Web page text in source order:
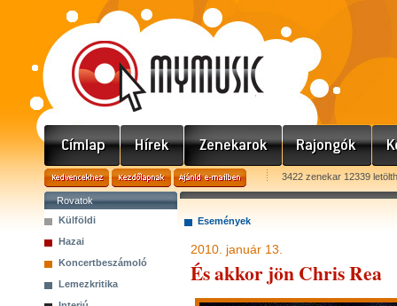
3422 zenekar 12339
Rovatok
Külföldi
Hazai
Koncertbeszámoló
Lemezkritika
Események
2010. január 13.
És akkor jön Chris Rea